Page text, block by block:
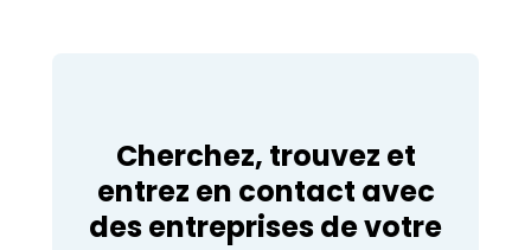
Cherchez, trouvez et
entrez en contact avec
des entreprises de votre